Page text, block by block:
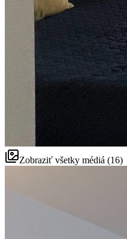
Zobraziť všetky médiá (16)